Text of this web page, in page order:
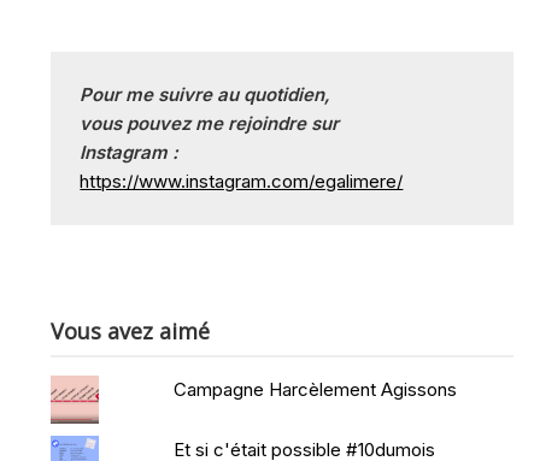
Pour me suivre au quotidien,
vous pouvez me rejoindre sur
Instagram :
https://www.instagram.com/egalimere/
Vous avez aimé
Campagne Harcèlement Agissons
Et si c'était possible #10dumois